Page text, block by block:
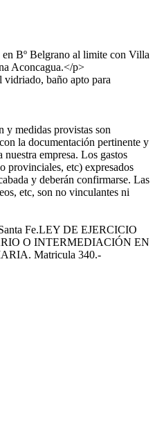
Bº Belgrano al limite con Villa
Aconcagua.</p>
baño apto para
y medidas provistas son
la documentación pertinente y
empresa. Los gastos
provinciales, etc) expresados
y deberán confirmarse. Las
etc, son no vinculantes ni
Fe.LEY DE EJERCICIO
O INTERMEDIACIÓN EN
Matricula 340.-